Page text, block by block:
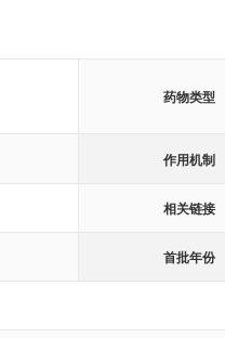
药物类型
作用机制
相关链接
首批年份